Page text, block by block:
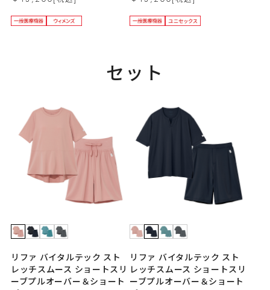
セット
リファ バイタルテック スト
レッチスムース ショートスリ
ーブプルオーバー＆ショート
リファ バイタルテック スト
レッチスムース ショートスリ
ーブプルオーバー＆ショート